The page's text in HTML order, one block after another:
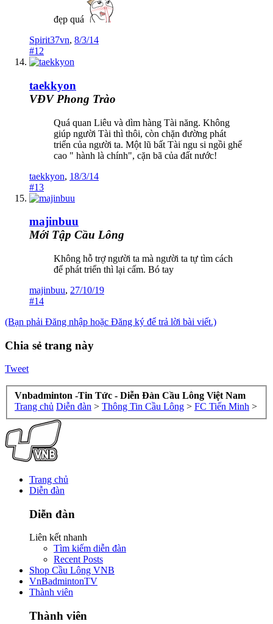
đẹp quá
Spirit37vn, 8/3/14
#12
taekkyon
VĐV Phong Trào
Quá quan Liêu và dìm hàng Tài năng. Không
giúp người Tài thì thôi, còn chặn đường phát
triển của người ta. Một lũ bất Tài ngu si ngồi ghế
cao " hành là chính", cặn bã của đất nước!
taekkyon, 18/3/14
#13
majinbuu
Mới Tập Cầu Lông
Không hỗ trợ người ta mà người ta tự tìm cách
để phát triển thì lại cấm. Bó tay
majinbuu, 27/10/19
#14
(Bạn phải Đăng nhập hoặc Đăng ký để trả lời bài viết.)
Chia sẻ trang này
Tweet
Vnbadminton -Tin Tức - Diễn Đàn Cầu Lông Việt Nam
Trang chủ Diễn đàn > Thông Tin Cầu Lông > FC Tiến Minh >
Trang chủ
Diễn đàn
Diễn đàn
Liên kết nhanh
Tìm kiếm diễn đàn
Recent Posts
Shop Cầu Lông VNB
VnBadmintonTV
Thành viên
Thành viên